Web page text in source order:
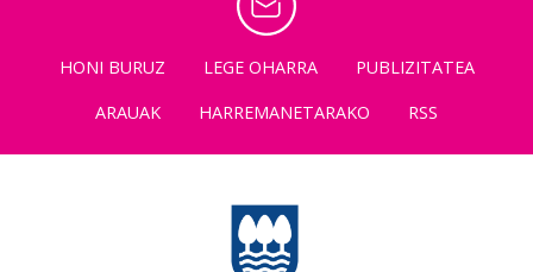
HONI BURUZ LEGE OHARRA
PUBLIZITATEA
ARAUAK
HARREMANETARAKO RSS